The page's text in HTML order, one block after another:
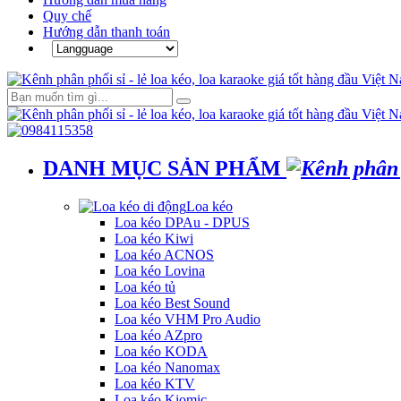
Quy chế
Hướng dẫn thanh toán
DANH MỤC SẢN PHẨM
Loa kéo
Loa kéo DPAu - DPUS
Loa kéo Kiwi
Loa kéo ACNOS
Loa kéo Lovina
Loa kéo tủ
Loa kéo Best Sound
Loa kéo VHM Pro Audio
Loa kéo AZpro
Loa kéo KODA
Loa kéo Nanomax
Loa kéo KTV